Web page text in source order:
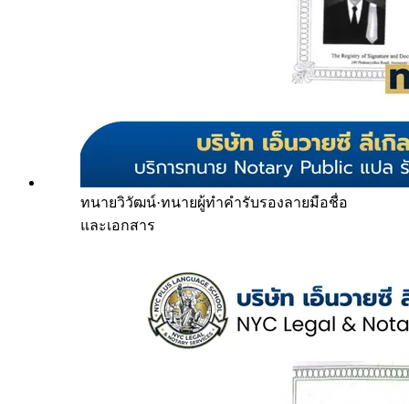
ทนายวิวัฒน์·ทนายผู้ทำคำรับรองลายมือชื่อ
และเอกสาร